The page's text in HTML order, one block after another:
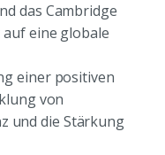
das Cambridge
eine globale
einer positiven
von
und die Stärkung